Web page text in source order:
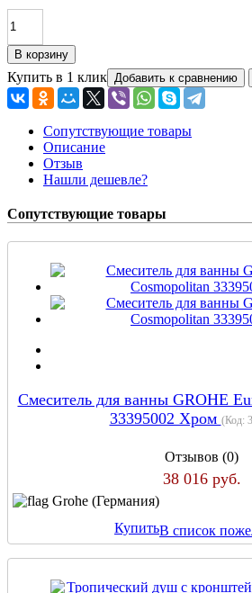
Купить в 1 клик
Сопутствующие товары
Описание
Отзыв
Нашли дешевле?
Сопутствующие товары
Смеситель для ванны GROHE
33395002 Хром (Код:
Отзывов (0)
38 016 руб.
Grohe (Германия)
КупитьВ список